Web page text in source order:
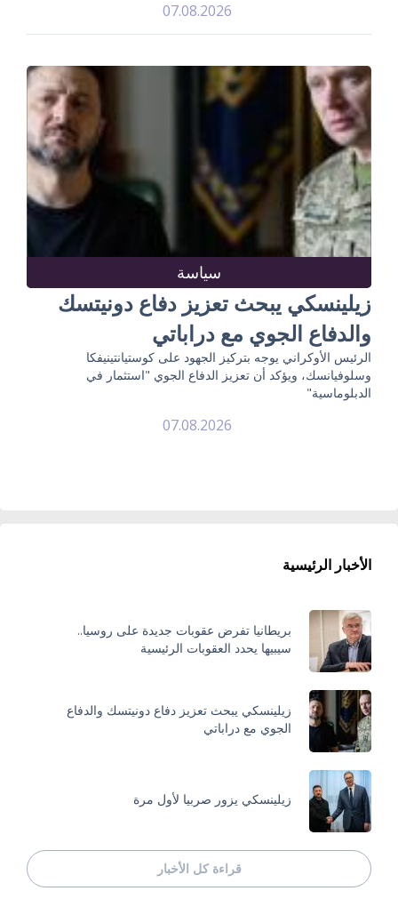
07.08.2026
سياسة
زيلينسكي يبحث تعزيز دفاع دونيتسك
والدفاع الجوي مع دراباتي
الرئيس الأوكراني يوجه بتركيز الجهود على كوستيانتينيفكا
وسلوفيانسك، ويؤكد أن تعزيز الدفاع الجوي "استثمار في
الدبلوماسية"
07.08.2026
الأخبار الرئيسية
بريطانيا تفرض عقوبات جديدة على روسيا..
سيبيها يحدد العقوبات الرئيسية
زيلينسكي يبحث تعزيز دفاع دونيتسك والدفاع
الجوي مع دراباتي
زيلينسكي يزور صربيا لأول مرة
قراءة كل الأخبار